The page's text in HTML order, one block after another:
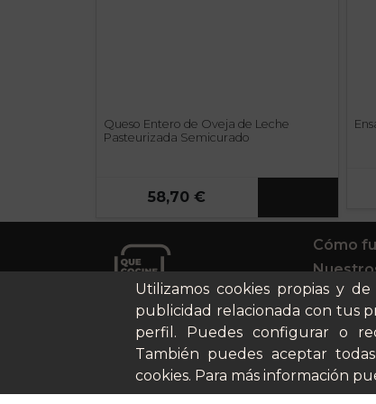
Queso Entero de Oveja de Leche
Pasteurizada Semicurado
58,70 €
Utilizamos cookies propias y
publicidad relacionada con tus
perfil. Puedes configurar o
También puedes aceptar
cookies. Para más información
Cómo
Casos
Soy un